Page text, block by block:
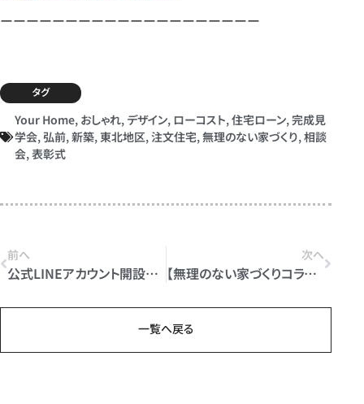
ーーーーーーーーーーーーーーーーーーーー
タグ
Your Home, おしゃれ, デザイン, ローコスト, 住宅ローン, 完成見
学会, 弘前, 新築, 東北地区, 注文住宅, 無理のない家づくり, 相談
会, 表彰式
前へ
公式LINEアカウント開設しました♪
次へ
【無理のない家づくりコラム】 第1回
一覧へ戻る